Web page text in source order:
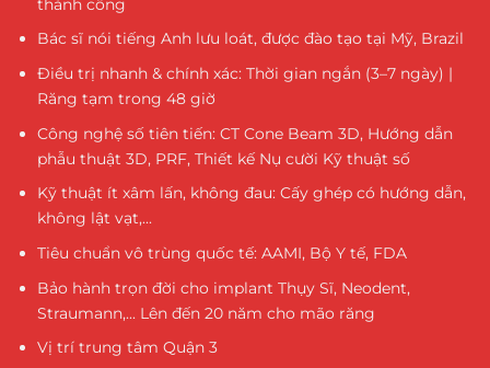
thành công
Bác sĩ nói tiếng Anh lưu loát, được đào tạo tại Mỹ, Brazil
Điều trị nhanh & chính xác: Thời gian ngắn (3–7 ngày) |
Răng tạm trong 48 giờ
Công nghệ số tiên tiến: CT Cone Beam 3D, Hướng dẫn
phẫu thuật 3D, PRF, Thiết kế Nụ cười Kỹ thuật số
Kỹ thuật ít xâm lấn, không đau: Cấy ghép có hướng dẫn,
không lật vạt,...
Tiêu chuẩn vô trùng quốc tế: AAMI, Bộ Y tế, FDA
Bảo hành trọn đời cho implant Thụy Sĩ, Neodent,
Straumann,... Lên đến 20 năm cho mão răng
Vị trí trung tâm Quận 3